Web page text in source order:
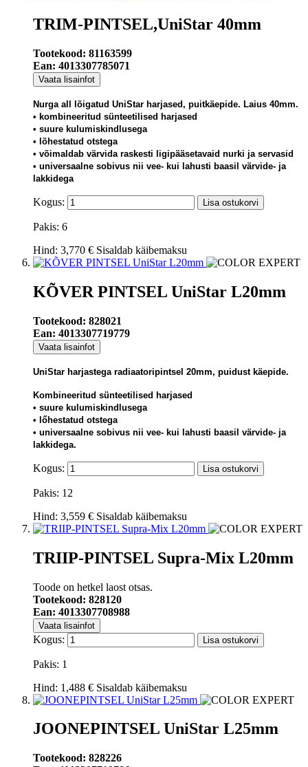
TRIM-PINTSEL,UniStar 40mm
Tootekood: 81163599
Ean: 4013307785071
Vaata lisainfot
Nurga all lõigatud UniStar harjased, puitkäepide. Laius 40mm.
• kombineeritud sünteetilised harjased
• suure kulumiskindlusega
• lõhestatud otstega
• võimaldab värvida raskesti ligipääsetavaid nurki ja servasid
• universaalne sobivus nii vee- kui lahusti baasil värvide- ja
lakkidega
Kogus: Lisa ostukorvi
Pakis: 6
Hind: 3,770 € Sisaldab käibemaksu
KÕVER PINTSEL UniStar L20mm
Tootekood: 828021
Ean: 4013307719779
Vaata lisainfot
UniStar harjastega radiaatoripintsel 20mm, puidust käepide.
Kombineeritud sünteetilised harjased
• suure kulumiskindlusega
• lőhestatud otstega
• universaalne sobivus nii vee- kui lahusti baasil värvide- ja
lakkidega.
Kogus: Lisa ostukorvi
Pakis: 12
Hind: 3,559 € Sisaldab käibemaksu
TRIIP-PINTSEL Supra-Mix L20mm
Toode on hetkel laost otsas.
Tootekood: 828120
Ean: 4013307708988
Vaata lisainfot
Kogus: Lisa ostukorvi
Pakis: 1
Hind: 1,488 € Sisaldab käibemaksu
JOONEPINTSEL UniStar L25mm
Tootekood: 828226